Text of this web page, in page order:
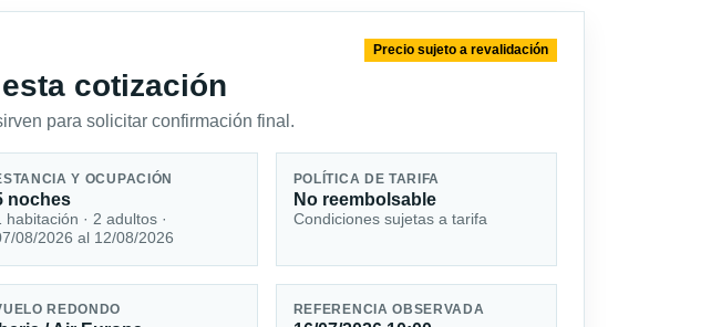
cotización
para solicitar confirmación final.
Precio sujeto a revalidación
Y OCUPACIÓN
noches
habitación · 2 adultos ·
08/2026 al 12/08/2026
POLÍTICA DE TARIFA
No reembolsable
Condiciones sujetas a tarifa
REDONDO REFERENCIA OBSERVADA